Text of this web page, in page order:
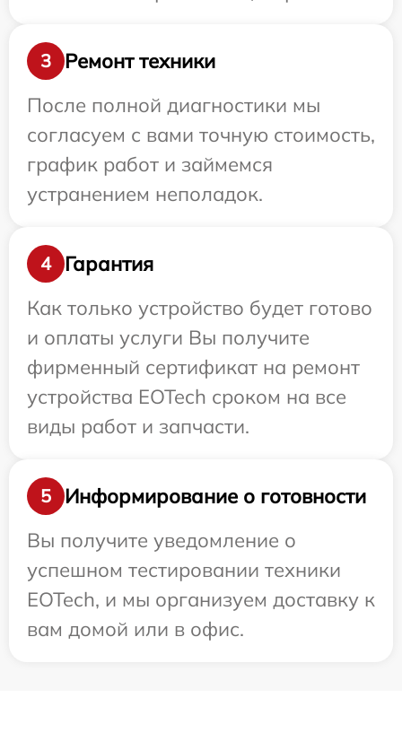
3
Ремонт техники
После полной диагностики мы
согласуем с вами точную стоимость,
график работ и займемся
устранением неполадок.
4
Гарантия
Как только устройство будет готово
и оплаты услуги Вы получите
фирменный сертификат на ремонт
устройства EOTech сроком на все
виды работ и запчасти.
5
Информирование о готовности
Вы получите уведомление о
успешном тестировании техники
EOTech, и мы организуем доставку к
вам домой или в офис.